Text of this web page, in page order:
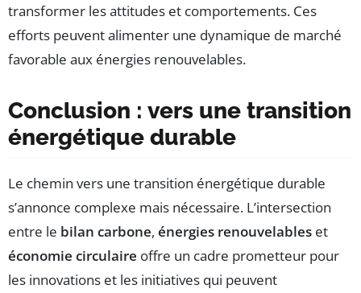
transformer les attitudes et comportements. Ces
efforts peuvent alimenter une dynamique de marché
favorable aux énergies renouvelables.
Conclusion : vers une transition
énergétique durable
Le chemin vers une transition énergétique durable
s’annonce complexe mais nécessaire. L’intersection
entre le bilan carbone, énergies renouvelables et
économie circulaire offre un cadre prometteur pour
les innovations et les initiatives qui peuvent